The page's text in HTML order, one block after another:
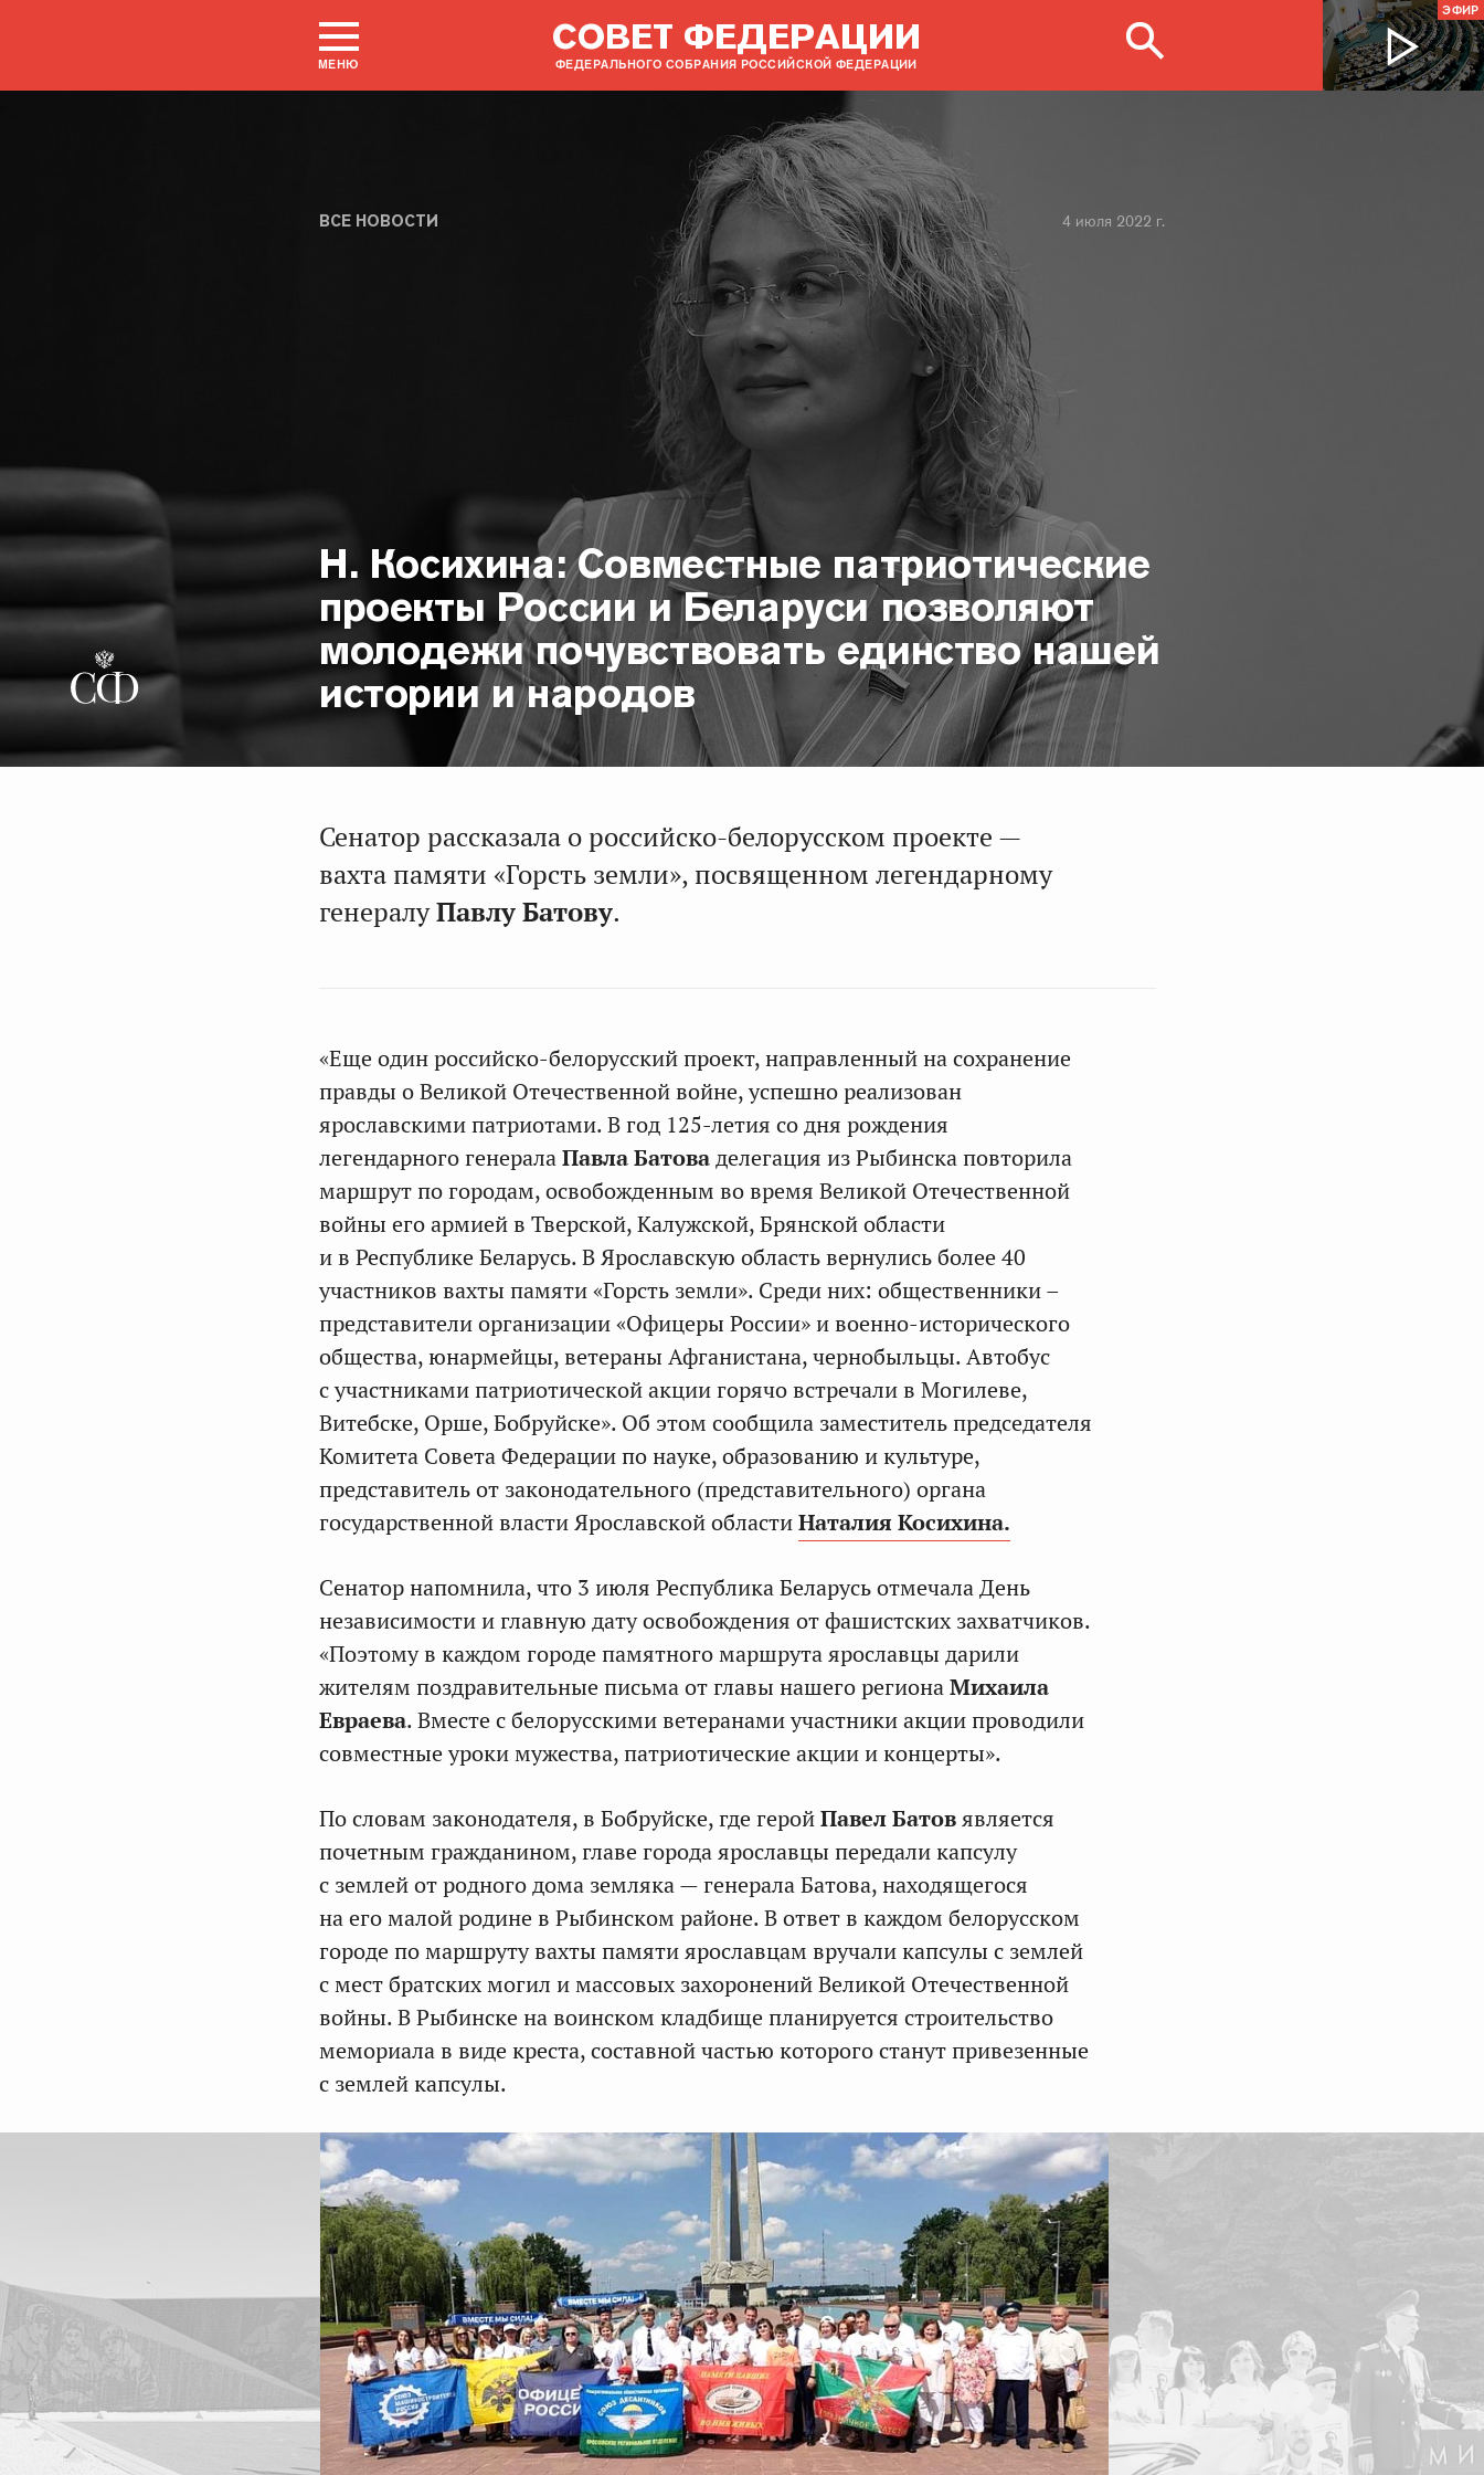
МЕНЮ
СОВЕТ ФЕДЕРАЦИИ
ФЕДЕРАЛЬНОГО СОБРАНИЯ РОССИЙСКОЙ ФЕДЕРАЦИИ
ЭФИР
ВСЕ НОВОСТИ
Н. Косихина: Совместные патриотические
проекты России и Беларуси позволяют
молодежи почувствовать единство нашей
истории и народов
4 июля 2022 г.
Сенатор рассказала о российско-белорусском проекте —
вахта памяти «Горсть земли», посвященном легендарному
генералуПавлу Батову.
«Еще один российско-белорусский проект, направленный на сохранение
правды о Великой Отечественной войне, успешно реализован
ярославскими патриотами. В год 125-летия со дня рождения
легендарного генералаПавла Батоваделегация из Рыбинска повторила
маршрут по городам, освобожденным во время Великой Отечественной
войны его армией в Тверской, Калужской, Брянской области
и в Республике Беларусь. В Ярославскую область вернулись более 40
участников вахты памяти «Горсть земли». Среди них: общественники –
представители организации «Офицеры России» и военно-исторического
общества, юнармейцы, ветераны Афганистана, чернобыльцы. Автобус
с участниками патриотической акции горячо встречали в Могилеве,
Витебске, Орше, Бобруйске». Об этом сообщила заместитель председателя
Комитета Совета Федерации по науке, образованию и культуре,
представитель от законодательного (представительного) органа
государственной власти Ярославской областиНаталия Косихина.
Сенатор напомнила, что 3 июля Республика Беларусь отмечала День
независимости и главную дату освобождения от фашистских захватчиков.
«Поэтому в каждом городе памятного маршрута ярославцы дарили
жителям поздравительные письма от главы нашего регионаМихаила
Евраева. Вместе с белорусскими ветеранами участники акции проводили
совместные уроки мужества, патриотические акции и концерты».
По словам законодателя, в Бобруйске, где геройПавел Батовявляется
почетным гражданином, главе города ярославцы передали капсулу
с землей от родного дома земляка — генерала Батова, находящегося
на его малой родине в Рыбинском районе. В ответ в каждом белорусском
городе по маршруту вахты памяти ярославцам вручали капсулы с землей
с мест братских могил и массовых захоронений Великой Отечественной
войны. В Рыбинске на воинском кладбище планируется строительство
мемориала в виде креста, составной частью которого станут привезенные
с землей капсулы.